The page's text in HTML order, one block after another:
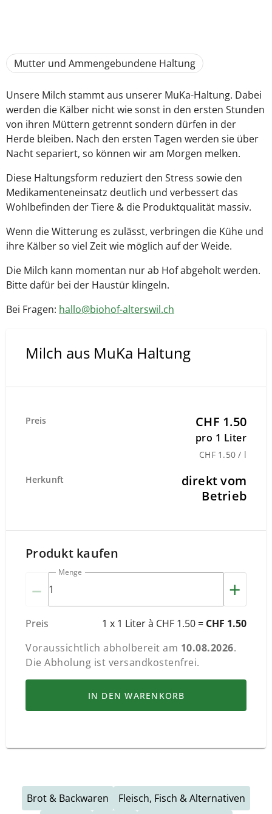
Mutter und Ammengebundene Haltung
Unsere Milch stammt aus unserer MuKa-Haltung. Dabei
werden die Kälber nicht wie sonst in den ersten Stunden
von ihren Müttern getrennt sondern dürfen in der
Herde bleiben. Nach den ersten Tagen werden sie über
Nacht separiert, so können wir am Morgen melken.
Diese Haltungsform reduziert den Stress sowie den
Medikamenteneinsatz deutlich und verbessert das
Wohlbefinden der Tiere & die Produktqualität massiv.
Wenn die Witterung es zulässt, verbringen die Kühe und
ihre Kälber so viel Zeit wie möglich auf der Weide.
Die Milch kann momentan nur ab Hof abgeholt werden.
Bitte dafür bei der Haustür klingeln.
Bei Fragen: hallo@biohof-alterswil.ch
Milch aus MuKa Haltung
Preis CHF 1.50
pro 1 Liter
CHF 1.50 / l
Herkunft
direkt vom
Betrieb
Produkt kaufen
–
Menge
+
Preis 1 x 1 Liter à CHF 1.50 = CHF 1.50
Voraussichtlich abholbereit am 10.08.2026.
Die Abholung ist versandkostenfrei.
IN DEN WARENKORB
Brot & Backwaren
Fleisch, Fisch & Alternativen